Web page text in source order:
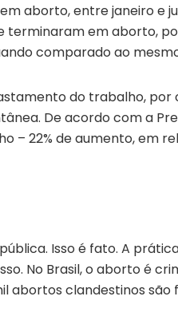
aborto, entre janeiro e
terminaram em aborto,
comparado ao
do trabalho,
De acordo com a
– 22% de aumento, em
Isso é fato. A
No Brasil, o aborto é
abortos clandestinos são